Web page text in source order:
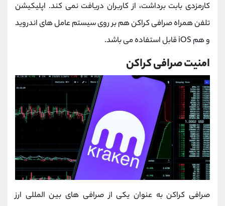
کارمزدی بابت برداشت، از کاربران دریافت نمی کند. اپلیکیشن
تلفن همراه صرافی کراکن هم بر روی سیستم عامل های اندروید
و هم iOS قابل استفاده می باشد.
امنیت صرافی کراکن
صرافی کراکن به عنوان یکی از صرافی های بین المللی ارز